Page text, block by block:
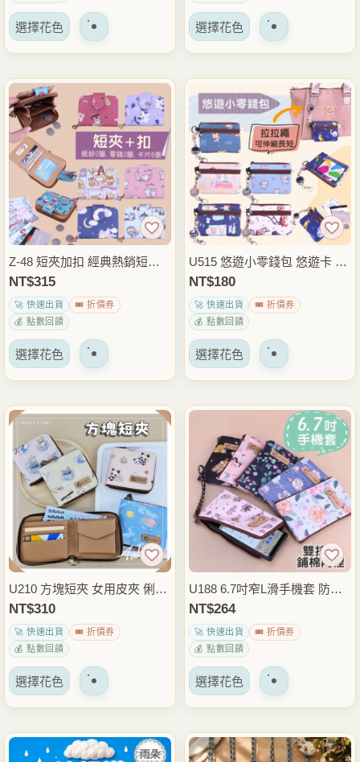
擇
擇
選擇花色 該
有
多
種
變
體。
可
以
在
產
頁
上
擇
選擇花色 該
有
多
種
變
體。
可
以
在
產
頁
上
擇
Z-48 短夾加扣 經典熱銷短夾
女用皮夾 多卡位 安全扣設計
紙鈔卡片零錢一包搞定 日常必
備短夾
NT$315
🚀 快速出貨
🎟️ 折價券
💰 點數回饋
選擇花色 該
有
種
變
體。
可
以
產
頁
上
擇
U515 悠遊小零錢包 悠遊卡 零
錢包｜小巧輕便｜悠遊卡零錢
整理｜日常隨身包
NT$180
🚀 快速出貨
🎟️ 折價券
💰 點數回饋
選擇花色 該
有
種
變
體。
可
以
在
產
頁
上
擇
U210 方塊短夾 女用皮夾 俐落
方型 紙鈔卡片零錢一包搞定
輕巧不佔包 好收好拿 簡約風
短夾
NT$310
🚀 快速出貨
🎟️ 折價券
💰 點數回饋
選擇花色 該
有
多
U188 6.7吋窄L滑手機套 防水
布手挽手機包 錢包 證件護照
收納包 手拿包 雨朵防水包
NT$264
🚀 快速出貨
🎟️ 折價券
💰 點數回饋
選擇花色 該
有
多